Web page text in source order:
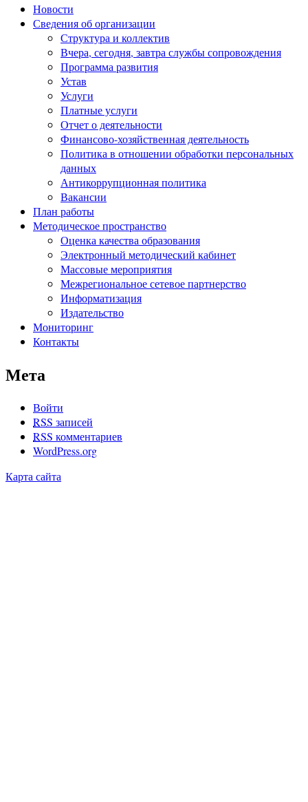
Новости
Сведения об организации
Структура и коллектив
Вчера, сегодня, завтра службы сопровождения
Программа развития
Устав
Услуги
Платные услуги
Отчет о деятельности
Финансово-хозяйственная деятельность
Политика в отношении обработки персональных
данных
Антикоррупционная политика
Вакансии
План работы
Методическое пространство
Оценка качества образования
Электронный методический кабинет
Массовые мероприятия
Межрегиональное сетевое партнерство
Информатизация
Издательство
Мониторинг
Контакты
Мета
Войти
RSS записей
RSS комментариев
WordPress.org
Карта сайта